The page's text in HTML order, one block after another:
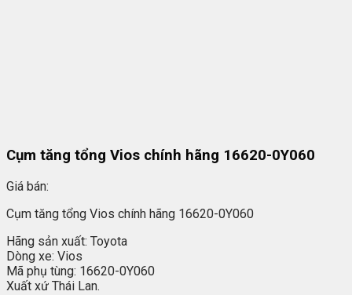
Cụm tăng tổng Vios chính hãng 16620-0Y060
Giá bán:
Cụm tăng tổng Vios chính hãng 16620-0Y060
Hãng sản xuất: Toyota
Dòng xe: Vios
Mã phụ tùng: 16620-0Y060
Xuất xứ Thái Lan.